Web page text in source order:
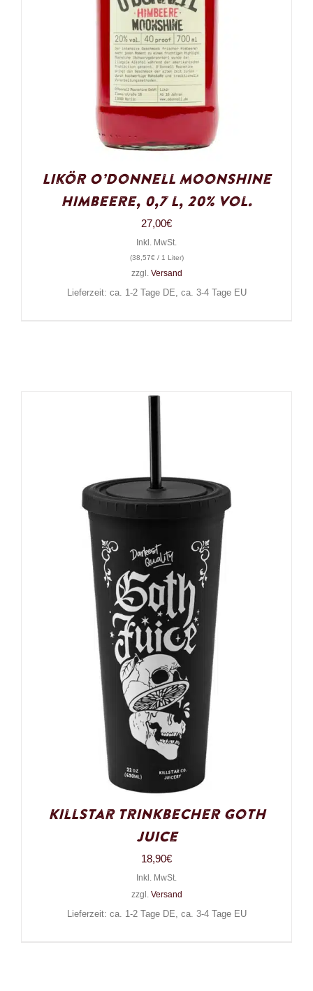
Likör O’Donnell Moonshine
Himbeere, 0,7 l, 20% Vol.
27,00€
Inkl. MwSt.
(38,57€/ 1 Liter)
zzgl. Versand
Lieferzeit: ca. 1-2 Tage DE, ca. 3-4 Tage EU
Killstar Trinkbecher Goth
Juice
18,90€
Inkl. MwSt.
zzgl. Versand
Lieferzeit: ca. 1-2 Tage DE, ca. 3-4 Tage EU